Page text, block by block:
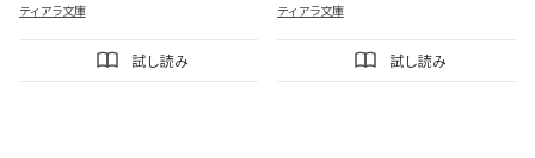
ティアラ文庫
試し読み
ティアラ文庫
試し読み